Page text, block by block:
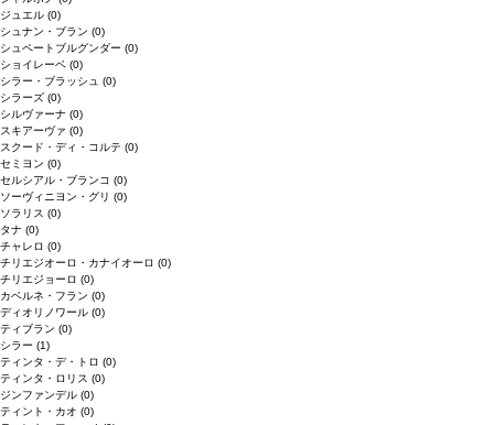
ジュエル (0)
シュナン・ブラン (0)
シュペートブルグンダー (0)
ショイレーベ (0)
シラー・ブラッシュ (0)
シラーズ (0)
シルヴァーナ (0)
スキアーヴァ (0)
スクード・ディ・コルテ (0)
セミヨン (0)
セルシアル・ブランコ (0)
ソーヴィニヨン・グリ (0)
ソラリス (0)
タナ (0)
チャレロ (0)
チリエジオーロ・カナイオーロ (0)
チリエジョーロ (0)
カベルネ・フラン (0)
ディオリノワール (0)
ティブラン (0)
シラー (1)
ティンタ・デ・トロ (0)
ティンタ・ロリス (0)
ジンファンデル (0)
ティント・カオ (0)